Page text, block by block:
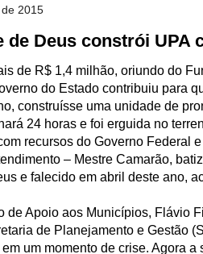
2015
de Deus constrói UPA
de R$ 1,4 milhão, oriundo do
do Estado contribuiu para
construísse uma unidade de
24 horas e foi erguida no
recursos do Governo Federal
– Mestre Camarão,
e falecido em abril deste ano,
de Apoio aos Municípios, Flávio
de Planejamento e Gestão
um momento de crise. Agora